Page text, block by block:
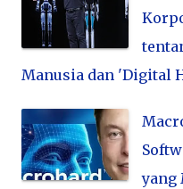
Manusia dan 'Digital
yang